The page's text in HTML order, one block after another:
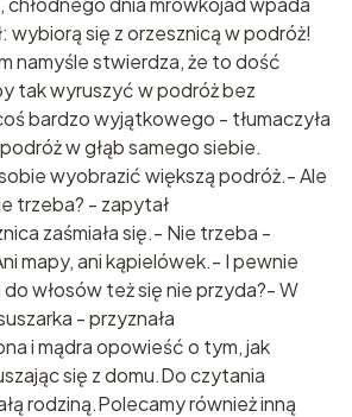
wybiorą się z orzesznicą w podróż!
namyśle stwierdza, że to dość
tak wyruszyć w podróż bez
bardzo wyjątkowego - tłumaczyła
w głąb samego siebie.
wyobrazić większą podróż.- Ale
trzeba? - zapytał
zaśmiała się.- Nie trzeba -
mapy, ani kąpielówek.- I pewnie
włosów też się nie przyda?- W
- przyznała
i mądra opowieść o tym, jak
się z domu.Do czytania
rodziną.Polecamy również inną